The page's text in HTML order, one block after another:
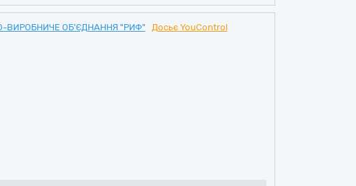
ВИРОБНИЧЕ ОБ'ЄДНАННЯ "РИФ"
Досьє YouControl